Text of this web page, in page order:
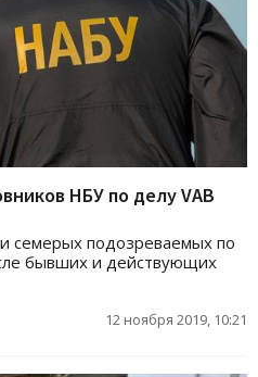
НБУ по делу VAB
семерых подозреваемых по
бывших и действующих
12 ноября 2019, 10:21